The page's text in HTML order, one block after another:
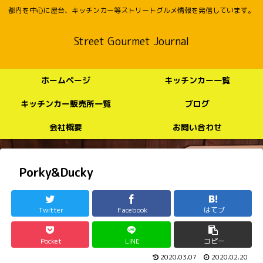
都内を中心に屋台、キッチンカー等ストリートグルメ情報を発信しています。
Street Gourmet Journal
ホームページ キッチンカー一覧
キッチンカー販売所一覧 ブログ
会社概要 お問い合わせ
Porky&Ducky
Twitter Facebook はてブ
Pocket LINE コピー
2020.03.07 2020.02.20